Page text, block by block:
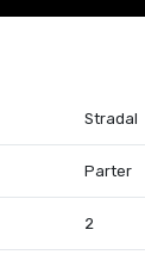
tip fast-food
(frizerie,
și a
perfect pentru
și
Stradal
Parter
2